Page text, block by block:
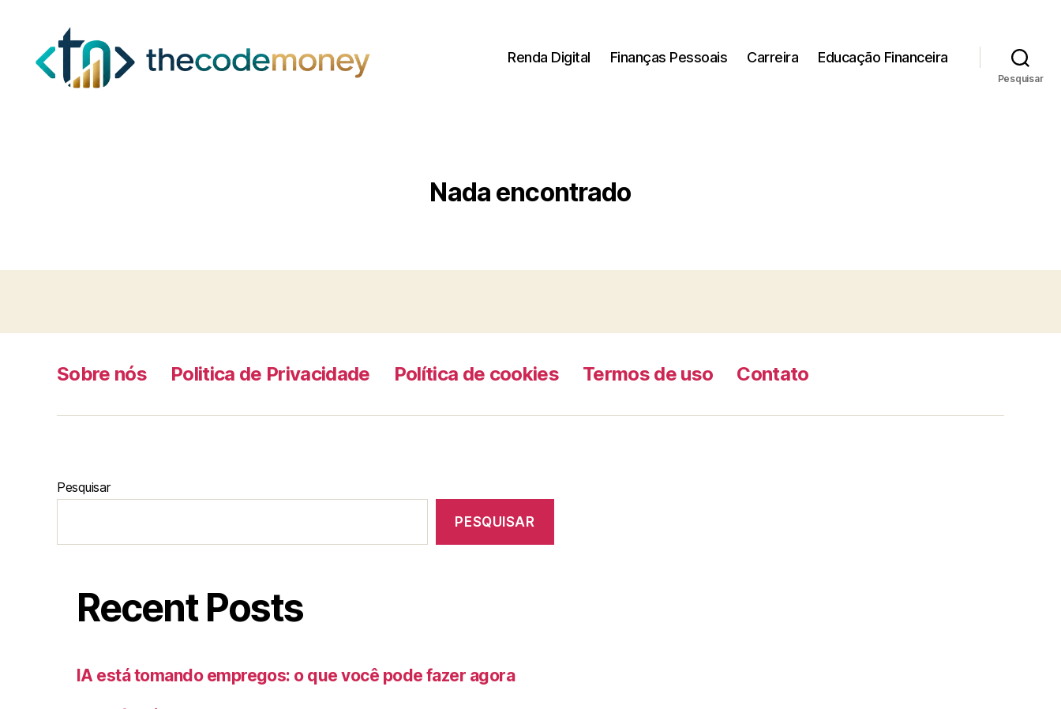
Renda Digital Finanças Pessoais Carreira Educação Financeira
Pesquisar
Nada encontrado
Sobre nós Politica de Privacidade Política de cookies Termos de uso Contato
Pesquisar
PESQUISAR
Recent Posts
IA está tomando empregos: o que você pode fazer agora